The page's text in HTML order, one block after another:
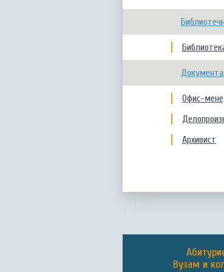
Офис-
Архивист
Вузам и